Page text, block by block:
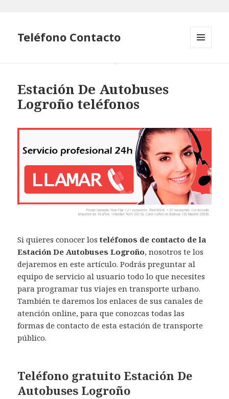
Teléfono Contacto
Estación De Autobuses
Logroño teléfonos
Si quieres conocer los teléfonos de contacto de la
Estación De Autobuses Logroño, nosotros te los
dejaremos en este artículo. Podrás preguntar al
equipo de servicio al usuario todo lo que necesites
para programar tus viajes en transporte urbano.
También te daremos los enlaces de sus canales de
atención online, para que conozcas todas las
formas de contacto de esta estación de transporte
público.
Teléfono gratuito Estación De
Autobuses Logroño